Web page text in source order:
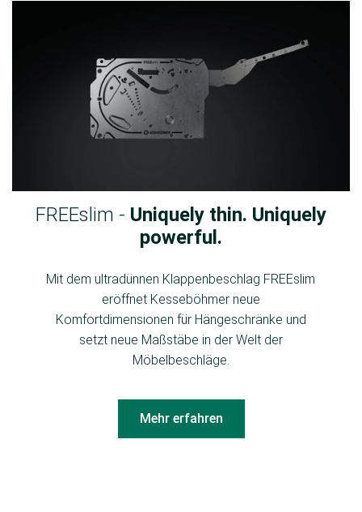
FREEslim - Uniquely thin. Uniquely
powerful.
Mit dem ultradünnen Klappenbeschlag FREEslim
eröffnet Kesseböhmer neue
Komfortdimensionen für Hängeschränke und
setzt neue Maßstäbe in der Welt der
Möbelbeschläge.
Mehr erfahren